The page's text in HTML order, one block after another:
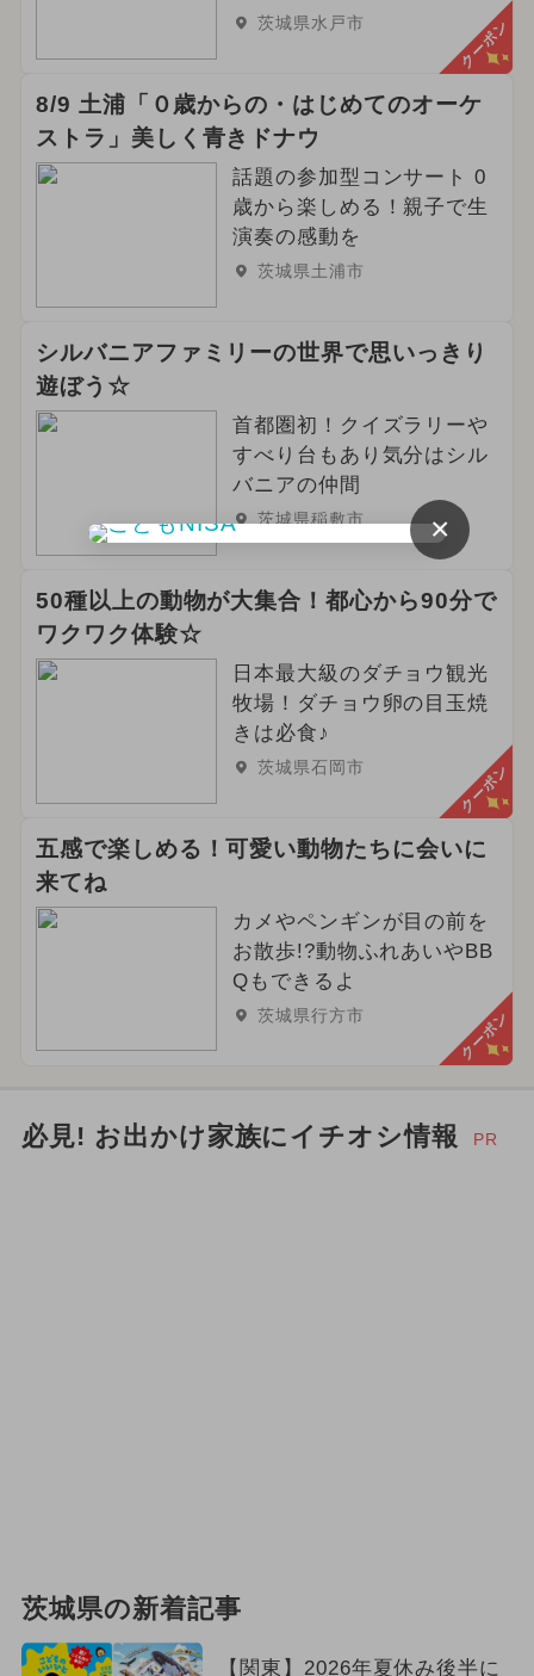
茨城県水戸市 クーポン
8/9 土浦「０歳からの・はじめてのオーケ
ストラ」美しく青きドナウ
話題の参加型コンサート 0
歳から楽しめる！親子で生
演奏の感動を
茨城県土浦市
シルバニアファミリーの世界で思いっきり
遊ぼう☆
首都圏初！クイズラリーや
すべり台もあり気分はシル
バニアの仲間
茨城県稲敷市
50種以上の動物が大集合！都心から90分で
ワクワク体験☆
日本最大級のダチョウ観光
牧場！ダチョウ卵の目玉焼
きは必食♪
茨城県石岡市 クーポン
五感で楽しめる！可愛い動物たちに会いに
来てね
カメやペンギンが目の前を
お散歩!?動物ふれあいやBB
Qもできるよ
茨城県行方市 クーポン
必見! お出かけ家族にイチオシ情報 PR
茨城県の新着記事
【関東】2026年夏休み後半に
×